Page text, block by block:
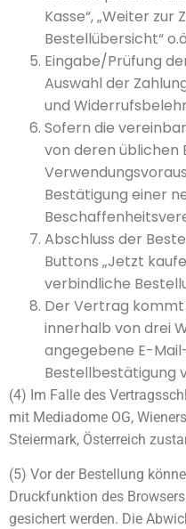
Kasse“, „Weiter zur
Bestellübersicht“
Eingabe/Prüfung
Auswahl der
und
Sofern die
von deren üblichen
Bestätigung einer
Abschluss der
Buttons „Jetzt
verbindliche
Der Vertrag kommt
innerhalb von drei
angegebene E-
Bestellbestätigung
(4) Im Falle des
mit Mediadome OG,
Steiermark, Österreich
(5) Vor der Bestellung
Druckfunktion des
gesichert werden. Die